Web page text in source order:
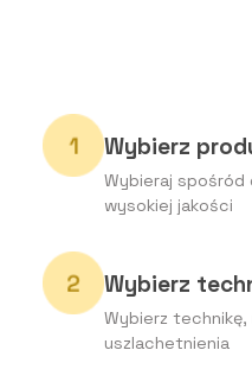
Wybierz
Wybieraj
wysokiej jakości
Wybierz
Wybierz technikę,
uszlachetnienia